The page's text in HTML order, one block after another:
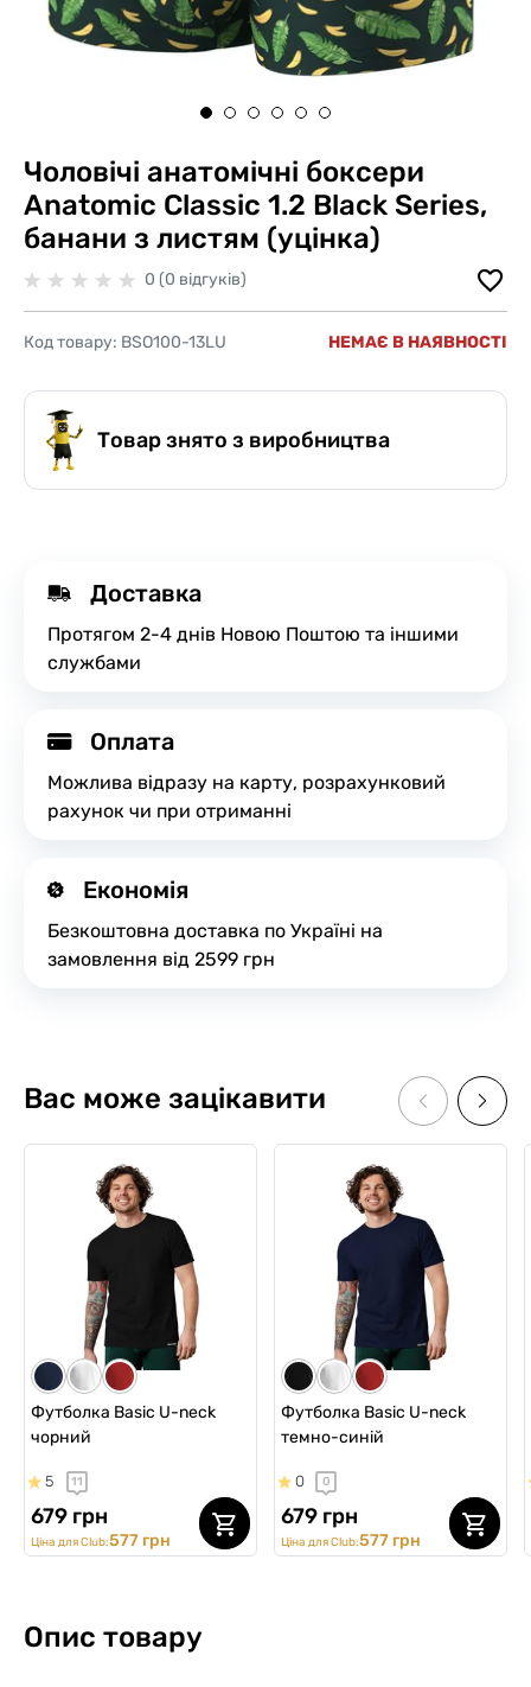
Чоловічі анатомічні боксери
Anatomic Classic 1.2 Black Series,
банани з листям (уцінка)
0 (0 відгуків)
Код товару: BSO100-13LU НЕМАЄ В НАЯВНОСТІ
Товар знято з виробництва
Доставка
Протягом 2-4 днів Новою Поштою та іншими
службами
Оплата
Можлива відразу на карту, розрахунковий
рахунок чи при отриманні
Економія
Безкоштовна доставка по Україні на
замовлення від 2599 грн
Вас може зацікавити
Футболка Basic U-neck
чорний
5 11
679 грн
Ціна для Club:577 грн
Футболка Basic U-neck
темно-синій
0 0
679 грн
Ціна для Club:577 грн
Опис товару